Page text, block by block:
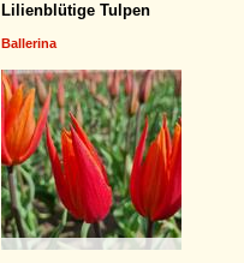
Lilienblütige Tulpen
Ballerina